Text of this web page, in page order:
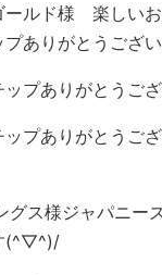
ールド様 楽しい
プありがとうござ
ップありがとうご
ップありがとうご
グス様ジャパニー
(^▽^)/